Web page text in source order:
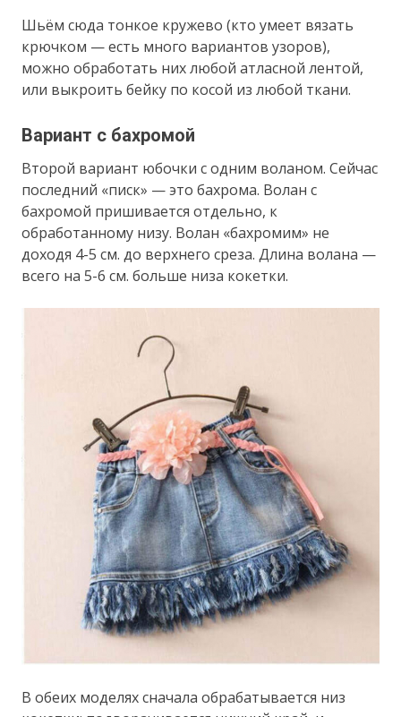
Шьём сюда тонкое кружево (кто умеет вязать
крючком — есть много вариантов узоров),
можно обработать них любой атласной лентой,
или выкроить бейку по косой из любой ткани.
Вариант с бахромой
Второй вариант юбочки с одним воланом. Сейчас
последний «писк» — это бахрома. Волан с
бахромой пришивается отдельно, к
обработанному низу. Волан «бахромим» не
доходя 4-5 см. до верхнего среза. Длина волана —
всего на 5-6 см. больше низа кокетки.
В обеих моделях сначала обрабатывается низ